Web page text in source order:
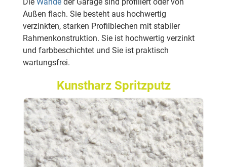
Außen flach. Sie besteht aus hochwertig
verzinkten, starken Profilblechen mit stabiler
Rahmenkonstruktion. Sie ist hochwertig verzinkt
und farbbeschichtet und Sie ist praktisch
wartungsfrei.
Kunstharz Spritzputz